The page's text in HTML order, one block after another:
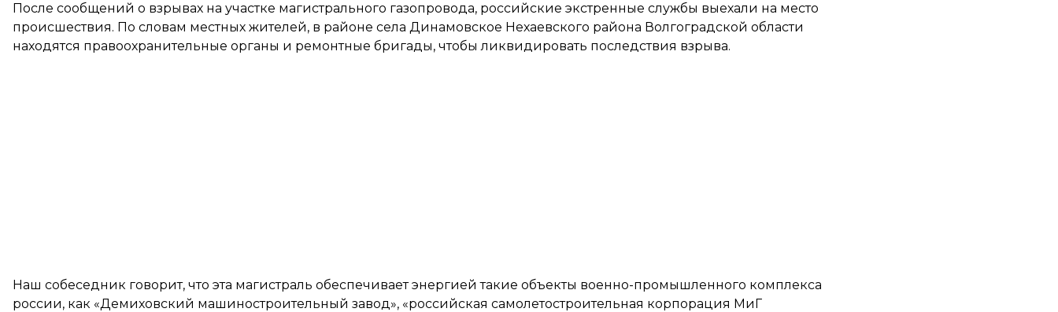
После сообщений о взрывах на участке магистрального газопровода, российские экстренные службы выехали на место
происшествия. По словам местных жителей, в районе села Динамовское Нехаевского района Волгоградской области
находятся правоохранительные органы и ремонтные бригады, чтобы ликвидировать последствия взрыва.
Наш собеседник говорит, что эта магистраль обеспечивает энергией такие объекты военно-промышленного комплекса
россии, как «Демиховский машиностроительный завод», «российская самолетостроительная корпорация МиГ